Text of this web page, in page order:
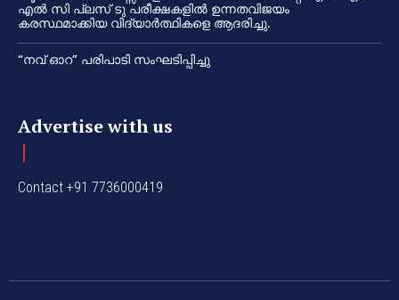
എൽ സി പ്ലസ് ടു പരീക്ഷകളിൽ ഉന്നതവിജയം
കരസ്ഥമാക്കിയ വിദ്യാർത്ഥികളെ ആദരിച്ചു.
“നവ് ഓറ” പരിപാടി സംഘടിപ്പിച്ചു
Advertise with us
Contact +91 7736000419